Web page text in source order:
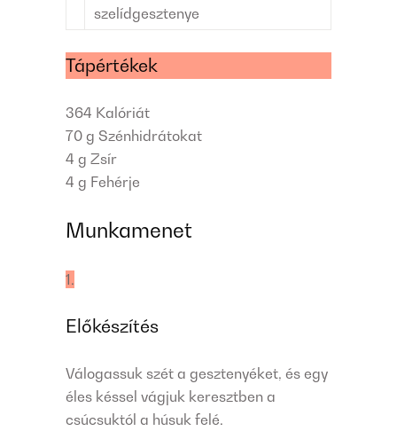
szelídgesztenye
Tápértékek
364 Kalóriát
70 g Szénhidrátokat
4 g Zsír
4 g Fehérje
Munkamenet
1.
Előkészítés
Válogassuk szét a gesztenyéket, és egy
éles késsel vágjuk keresztben a
csúcsuktól a húsuk felé.